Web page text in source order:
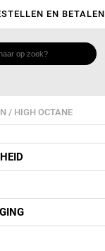
EN BETALEN
/ HIGH OCTANE